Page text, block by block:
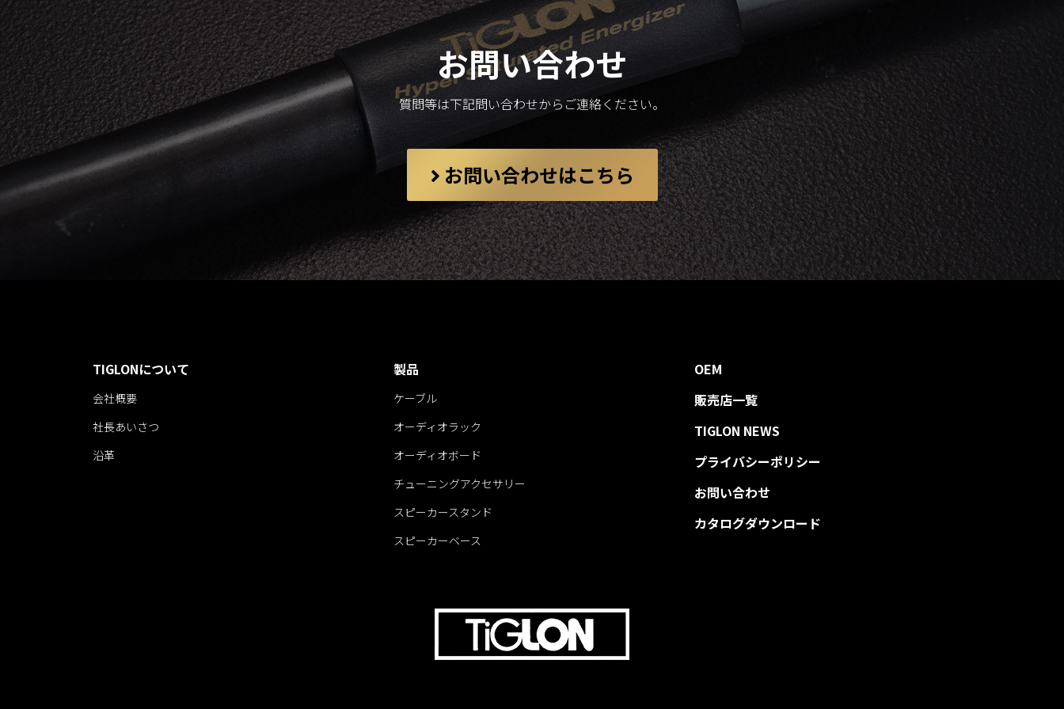
お問い合わせ
質問等は下記問い合わせからご連絡ください。
お問い合わせはこちら
TIGLONについて
会社概要
社長あいさつ
沿革
製品
ケーブル
オーディオラック
オーディオボード
チューニングアクセサリー
スピーカースタンド
スピーカーベース
OEM
販売店一覧
TIGLON NEWS
プライバシーポリシー
お問い合わせ
カタログダウンロード